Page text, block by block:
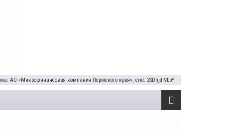
АО «Микрофинансовая компания Пермского края», erid: 2SDnjdiVbbY